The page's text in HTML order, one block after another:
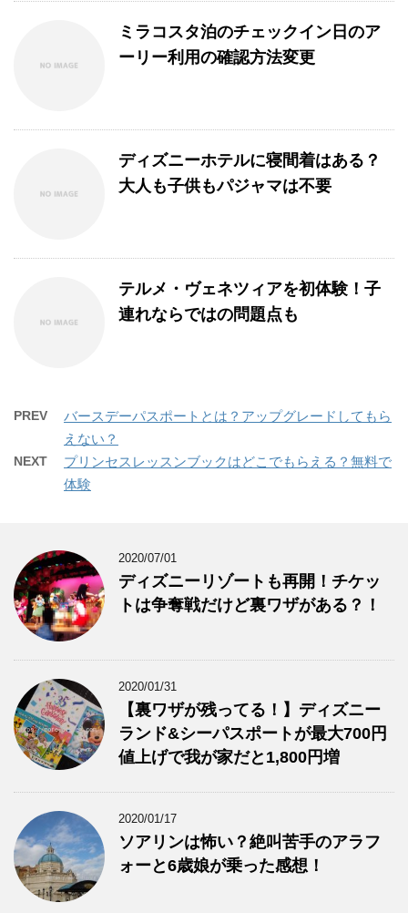
ミラコスタ泊のチェックイン日のア
ーリー利用の確認方法変更
ディズニーホテルに寝間着はある？
大人も子供もパジャマは不要
テルメ・ヴェネツィアを初体験！子
連れならではの問題点も
PREV
バースデーパスポートとは？アップグレードしてもら
えない？
NEXT
プリンセスレッスンブックはどこでもらえる？無料で
体験
2020/07/01
ディズニーリゾートも再開！チケッ
トは争奪戦だけど裏ワザがある？！
2020/01/31
【裏ワザが残ってる！】ディズニー
ランド&シーパスポートが最大700円
値上げで我が家だと1,800円増
2020/01/17
ソアリンは怖い？絶叫苦手のアラフ
ォーと6歳娘が乗った感想！